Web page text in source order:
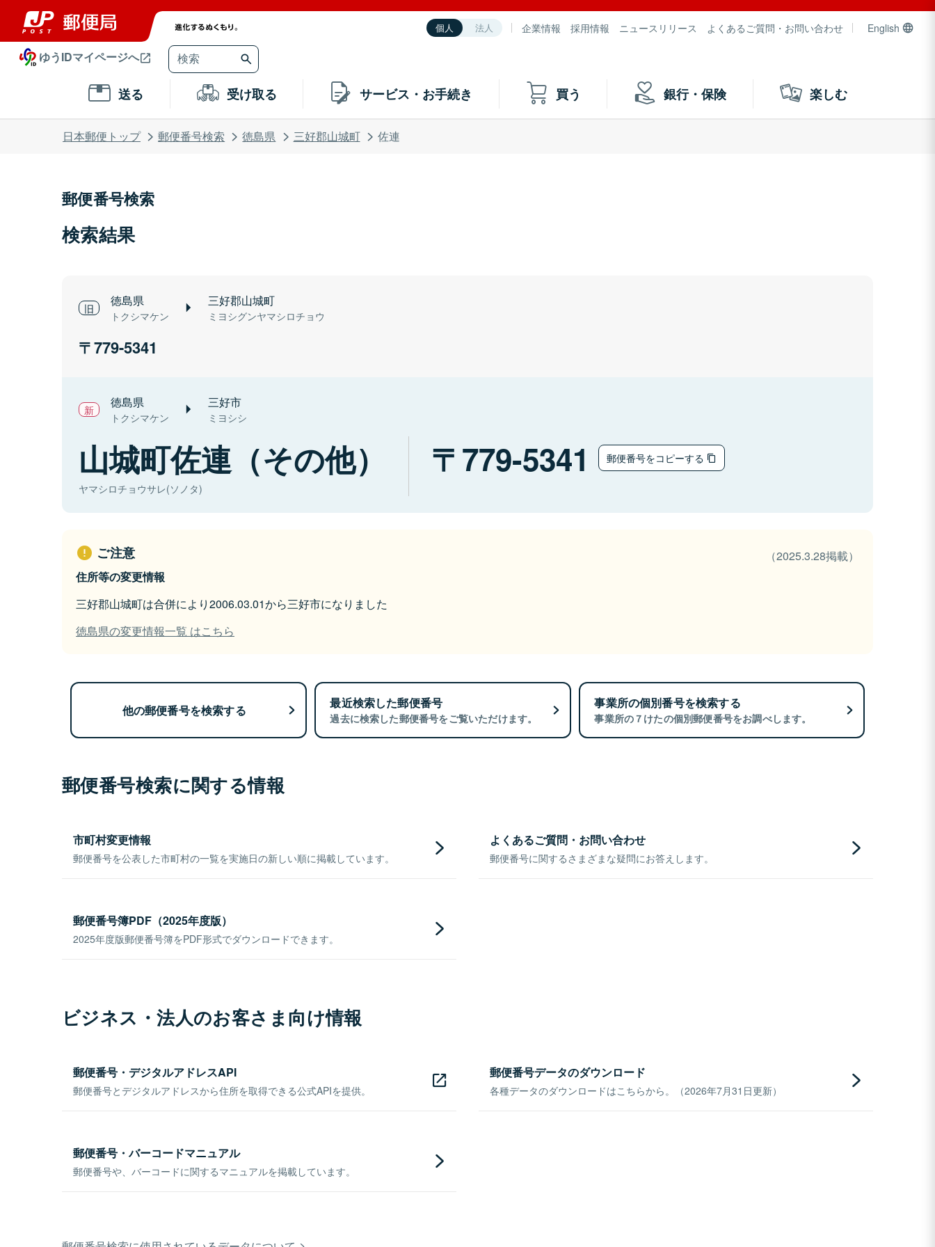
個人 法人 企業情報 採用情報 ニュースリリース よくあるご質問・お問い合わせ English
ゆうIDマイページへ
送る 受け取る サービス・お手続き 買う 銀行・保険 楽しむ
日本郵便トップ 郵便番号検索 徳島県 三好郡山城町 佐連
郵便番号検索
検索結果
徳島県
トクシマケン
三好郡山城町
ミヨシグンヤマシロチョウ
779-5341
徳島県
トクシマケン
三好市
ミヨシシ
山城町佐連（その他）
ヤマシロチョウサレ(ソノタ)
779-5341 郵便番号をコピーする
ご注意
（2025.3.28掲載）
住所等の変更情報
三好郡山城町は合併により2006.03.01から三好市になりました
徳島県の変更情報一覧 はこちら
他の郵便番号を検索する 最近検索した郵便番号
過去に検索した郵便番号をご覧いただけます。
事業所の個別番号を検索する
事業所の７けたの個別郵便番号をお調べします。
郵便番号検索に関する情報
市町村変更情報
郵便番号を公表した市町村の一覧を実施日の新しい順に掲載しています。
よくあるご質問・お問い合わせ
郵便番号に関するさまざまな疑問にお答えします。
郵便番号簿PDF（2025年度版）
2025年度版郵便番号簿をPDF形式でダウンロードできます。
ビジネス・法人のお客さま向け情報
郵便番号・デジタルアドレスAPI
郵便番号とデジタルアドレスから住所を取得できる公式APIを提供。
郵便番号データのダウンロード
各種データのダウンロードはこちらから。（2026年7月31日更新）
郵便番号・バーコードマニュアル
郵便番号や、バーコードに関するマニュアルを掲載しています。